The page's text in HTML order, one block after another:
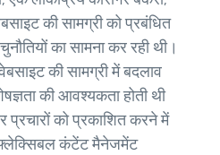
की सामग्री को प्रबंधित
का सामना कर रही थी।
की सामग्री में बदलाव
की आवश्यकता होती थी
को प्रकाशित करने में
फ्लेक्सिबल कंटेंट मैनेजमेंट